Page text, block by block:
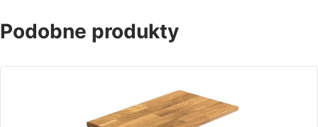
Podobne produkty